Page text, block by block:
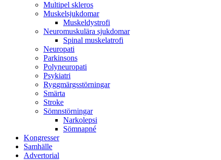
Multipel skleros
Muskelsjukdomar
Muskeldystrofi
Neuromuskulära sjukdomar
Spinal muskelatrofi
Neuropati
Parkinsons
Polyneuropati
Psykiatri
Ryggmärgsstörningar
Smärta
Stroke
Sömnstörningar
Narkolepsi
Sömnapné
Kongresser
Samhälle
Advertorial